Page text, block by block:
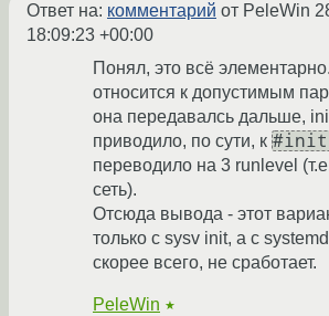
Ответ на: комментарий от PeleWin
18:09:23 +00:00
Понял, это всё
относится к допустимым
она передавалсь дальше,
приводило, по сути, к #init
переводило на 3 runlevel
сеть).
Отсюда вывода - этот
только с sysv init, а с
скорее всего, не сработает.
PeleWin ★